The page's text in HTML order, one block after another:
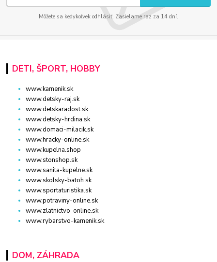
Môžete sa kedykoľvek odhlásiť. Zasielame raz za 14 dní.
DETI, ŠPORT, HOBBY
www.kamenik.sk
www.detsky-raj.sk
www.detskaradost.sk
www.detsky-hrdina.sk
www.domaci-milacik.sk
www.hracky-online.sk
www.kupelna.shop
www.stonshop.sk
www.sanita-kupelne.sk
www.skolsky-batoh.sk
www.sportaturistika.sk
www.potraviny-online.sk
www.zlatnictvo-online.sk
www.rybarstvo-kamenik.sk
DOM, ZÁHRADA